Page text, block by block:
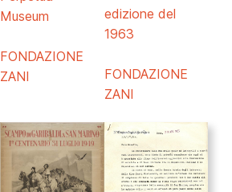
Museum
FONDAZIONE
ZANI
edizione del
1963
FONDAZIONE
ZANI